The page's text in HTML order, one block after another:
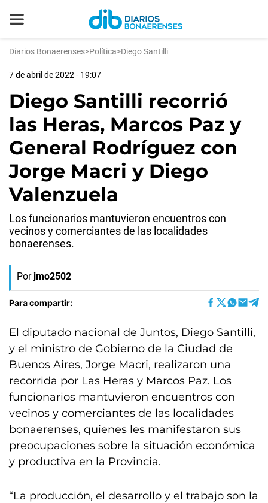
Diarios Bonaerenses>Política>Diego Santilli
7 de abril de 2022 - 19:07
Diego Santilli recorrió
las Heras, Marcos Paz y
General Rodríguez con
Jorge Macri y Diego
Valenzuela
Los funcionarios mantuvieron encuentros con
vecinos y comerciantes de las localidades
bonaerenses.
Por jmo2502
Para compartir:
El diputado nacional de Juntos, Diego Santilli,
y el ministro de Gobierno de la Ciudad de
Buenos Aires, Jorge Macri, realizaron una
recorrida por Las Heras y Marcos Paz. Los
funcionarios mantuvieron encuentros con
vecinos y comerciantes de las localidades
bonaerenses, quienes les manifestaron sus
preocupaciones sobre la situación económica
y productiva en la Provincia.
“La producción, el desarrollo y el trabajo son la